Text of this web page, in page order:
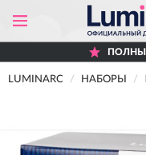
LUMINARC НАБОРЫ